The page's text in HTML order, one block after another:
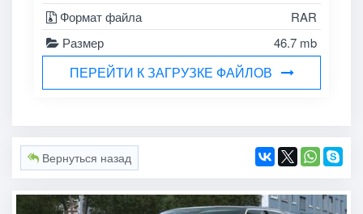
Формат файла
RAR
Размер
46.7 mb
ПЕРЕЙТИ К ЗАГРУЗКЕ ФАЙЛОВ
Вернуться назад